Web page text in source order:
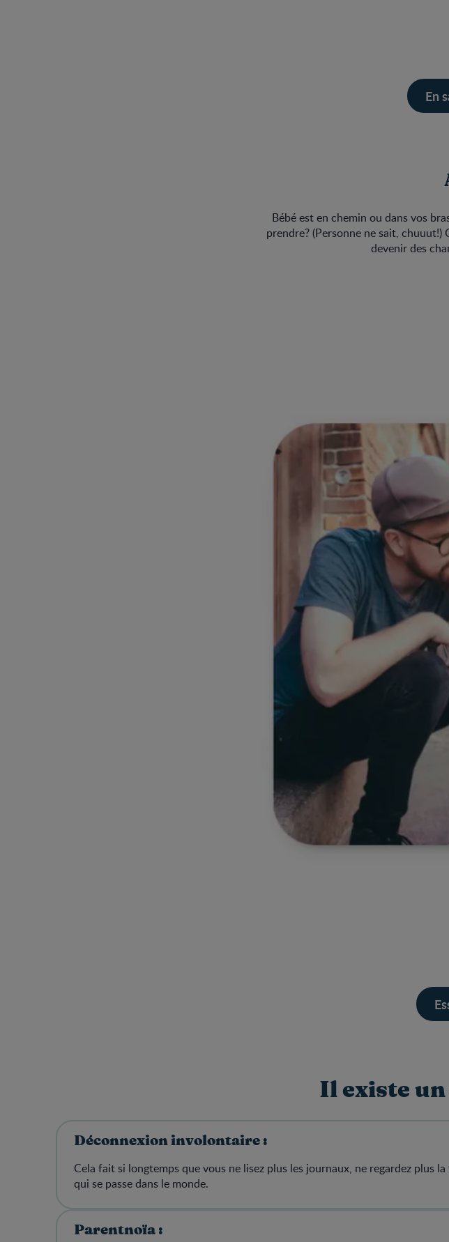
En
Bébé est en chemin ou dans vos
prendre? (Personne ne sait,
devenir des
Il existe
Déconnexion involontaire :
Cela fait si longtemps que vous ne lisez plus les journaux, ne regardez plus
qui se passe dans le monde.
Parentnoïa :